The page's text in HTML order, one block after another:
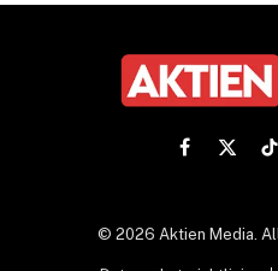
Facebook
X
© 2026 Aktien Media.